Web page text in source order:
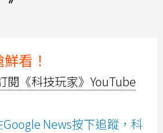
看！
閱《科技玩家》YouTube
News按下追蹤，科